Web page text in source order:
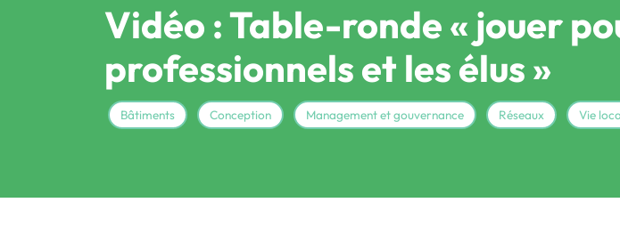
Vidéo : Table-ronde « jouer
professionnels et les élus »
Bâtiments Conception Management et gouvernance Réseaux Vie